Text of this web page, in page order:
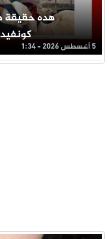
هده حقيقة
5 أغسطس 2026 - 1:34